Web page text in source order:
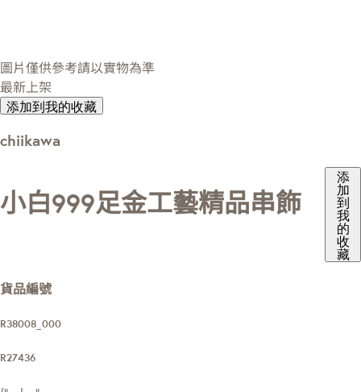
圖片僅供參考請以實物為準
最新上架
添加到我的收藏
chiikawa
小白999足金工藝精品串飾
添
加
到
我
的
收
藏
貨品編號
R38008_000
R27436